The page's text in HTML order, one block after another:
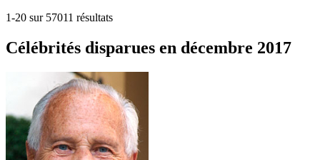
1-20 sur 57011 résultats
Célébrités disparues en décembre 2017